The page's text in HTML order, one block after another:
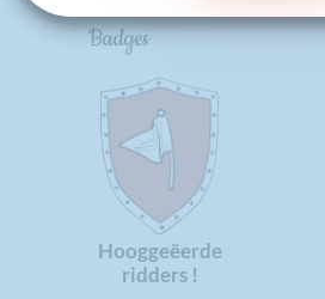
Badges
Hooggeëerde
ridders !